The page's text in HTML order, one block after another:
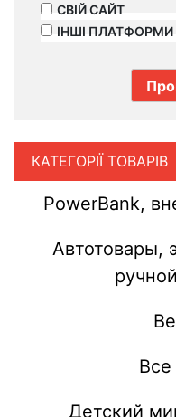
СВІЙ САЙТ
ІНШІ ПЛАТФОРМИ
КАТЕГОРІЇ ТОВАРІВ
PowerBank,
Автотовары,
Все
Детский